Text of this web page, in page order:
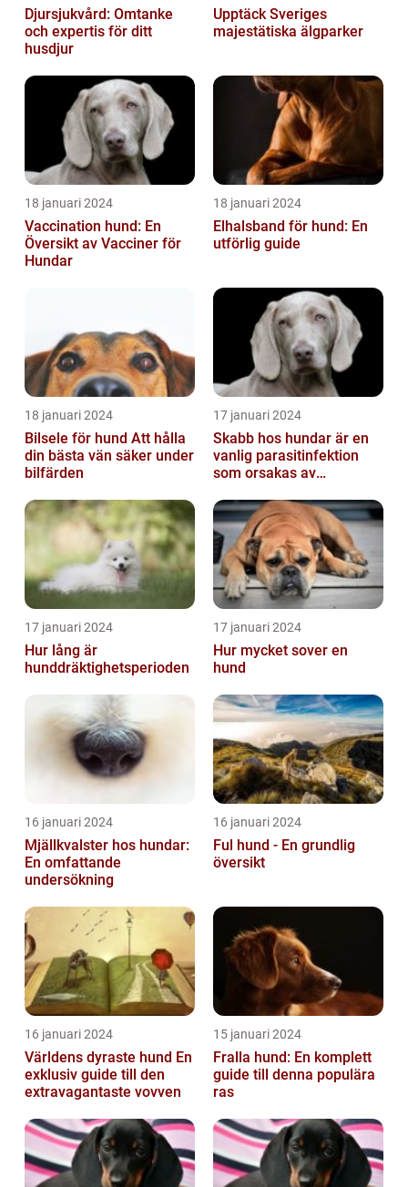
Djursjukvård: Omtanke
och expertis för ditt
husdjur
Upptäck Sveriges
majestätiska älgparker
18 januari 2024
Vaccination hund: En
Översikt av Vacciner för
Hundar
18 januari 2024
Elhalsband för hund: En
utförlig guide
18 januari 2024
Bilsele för hund Att hålla
din bästa vän säker under
bilfärden
17 januari 2024
Skabb hos hundar är en
vanlig parasitinfektion
som orsakas av
scabiei
17 januari 2024
Hur lång är
hunddräktighetsperioden
17 januari 2024
Hur mycket sover en
hund
16 januari 2024
Mjällkvalster hos hundar:
En omfattande
undersökning
16 januari 2024
Ful hund - En grundlig
översikt
16 januari 2024
Världens dyraste hund En
exklusiv guide till den
extravagantaste vovven
15 januari 2024
Fralla hund: En komplett
guide till denna populära
ras